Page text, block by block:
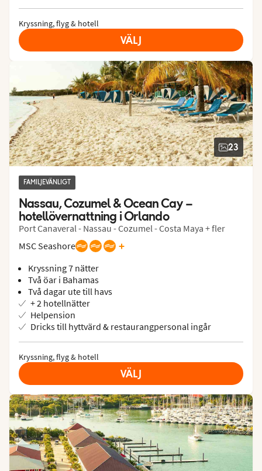
Kryssning, flyg & hotell
VÄLJ
23
FAMILJEVÄNLIGT
Nassau, Cozumel & Ocean Cay –
hotellövernattning i Orlando
Port Canaveral - Nassau - Cozumel - Costa Maya + fler
MSC Seashore
+
Kryssning 7 nätter
Två öar i Bahamas
Två dagar ute till havs
+ 2 hotellnätter
Helpension
Dricks till hyttvärd & restaurangpersonal ingår
Kryssning, flyg & hotell
VÄLJ